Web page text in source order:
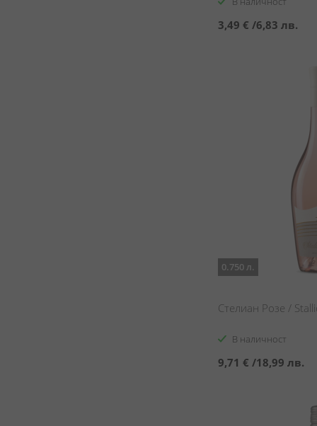
3,49 € /6,83 лв.
0.750 л.
Стелиан Розе /
В наличност
9,71 € /18,99 лв.